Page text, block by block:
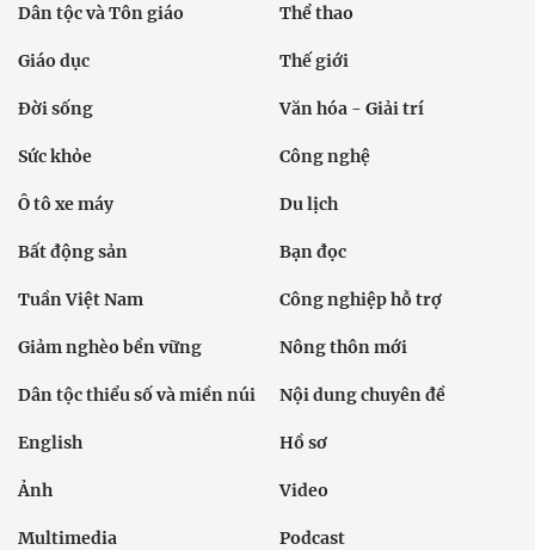
Dân tộc và Tôn giáo Thể thao
Giáo dục Thế giới
Đời sống Văn hóa - Giải trí
Sức khỏe Công nghệ
Ô tô xe máy Du lịch
Bất động sản Bạn đọc
Tuần Việt Nam Công nghiệp hỗ trợ
Giảm nghèo bền vững Nông thôn mới
Dân tộc thiểu số và miền núi Nội dung chuyên đề
English Hồ sơ
Ảnh Video
Multimedia Podcast